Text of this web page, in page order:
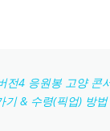
전4 응원봉 고양 콘
기 & 수령(픽업) 방법